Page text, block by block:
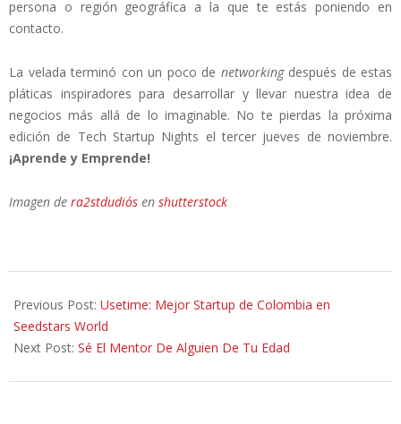
persona o región geográfica a la que te estás poniendo en
contacto.
La velada terminó con un poco de networkingdespués de estas
pláticas inspiradores para desarrollar y llevar nuestra idea de
negocios más allá de lo imaginable. No te pierdas la próxima
edición de Tech Startup Nights el tercer jueves de noviembre.
¡Aprende y Emprende!
Imagen de ra2stdudio´s en shutterstock
11-
04
Previous Post: Usetime: Mejor Startup de Colombia en
Seedstars World
Next Post: Sé El Mentor De Alguien De Tu Edad